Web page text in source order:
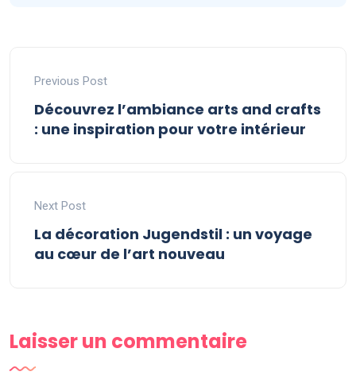
Previous Post
Découvrez l’ambiance arts and crafts
: une inspiration pour votre intérieur
Next Post
La décoration Jugendstil : un voyage
au cœur de l’art nouveau
Laisser un commentaire